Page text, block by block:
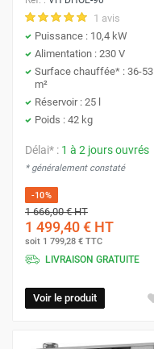
1 avis
Puissance : 10,4 kW
Alimentation : 230 V
Surface chauffée* : 36-53
m²
Réservoir : 25 l
Poids : 42 kg
Délai* : 1 à 2 jours ouvrés
* généralement constaté
-10%
1 666,00 €HT
1 499,40 € HT
soit 1 799,28 € TTC
LIVRAISON GRATUITE
Voir le produit